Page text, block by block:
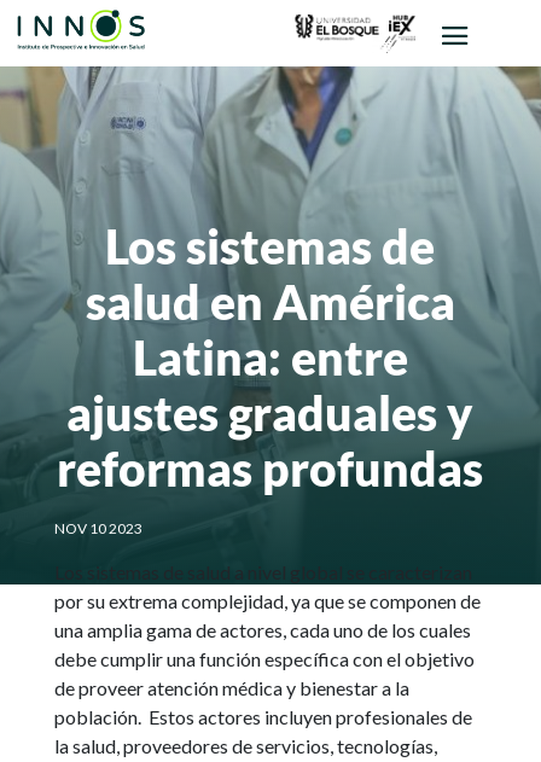
Los sistemas de
salud en América
Latina: entre
ajustes graduales y
reformas profundas
NOV 10 2023
Los sistemas de salud a nivel global se caracterizan
por su extrema complejidad, ya que se componen de
una amplia gama de actores, cada uno de los cuales
debe cumplir una función específica con el objetivo
de proveer atención médica y bienestar a la
población. Estos actores incluyen profesionales de
la salud, proveedores de servicios, tecnologías,